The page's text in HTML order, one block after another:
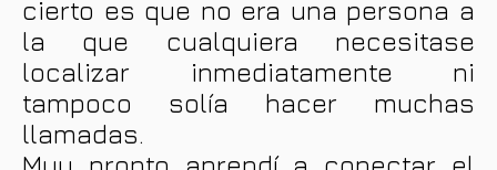
cierto es que no era una persona a
la que cualquiera necesitase
localizar inmediatamente ni
tampoco solía hacer muchas
llamadas.